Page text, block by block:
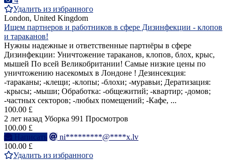
Удалить из избранного
London, United Kingdom
Ищем партнеров и работников в сфере Дизинфекции - клопов
и тараканов!
Нужны надежные и ответственные партнёры в сфере
Дизинфекции: Уничтожение тараканов, клопов, блох, крыс,
мышей По всей Великобритании! Самые низкие цены по
уничтожению насекомых в Лондоне ! Дезинсекция:
-тараканы; -клещи; -клопы; -блохи; -муравьи; Дератизация:
-крысы; -мыши; Обработка: -общежитий; -квартир; -домов;
-частных секторов; -любых помещений; -Кафе, ...
100.00 £
2 лет назад Уборка 991 Просмотров
100.00 £
Написать
ni*********@****x.lv
100.00 £
Удалить из избранного